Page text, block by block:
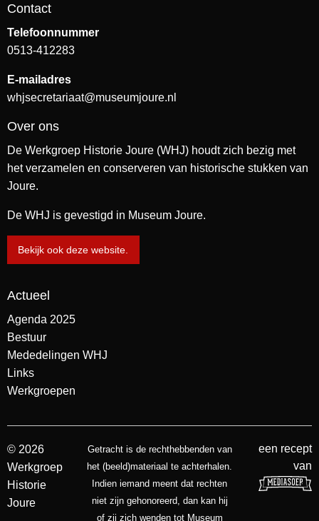
Contact
Telefoonnummer
0513-412283
E-mailadres
whjsecretariaat@museumjoure.nl
Over ons
De Werkgroep Historie Joure (WHJ) houdt zich bezig met
het verzamelen en conserveren van historische stukken van
Joure.
De WHJ is gevestigd in Museum Joure.
Bekijk ook deze website.
Actueel
Agenda 2025
Bestuur
Mededelingen WHJ
Links
Werkgroepen
© 2026
Werkgroep
Historie
Joure
Getracht is de rechthebbenden van
het (beeld)materiaal te achterhalen.
Indien iemand meent dat rechten
niet zijn gehonoreerd, dan kan hij
of zij zich wenden tot Museum
een recept
van